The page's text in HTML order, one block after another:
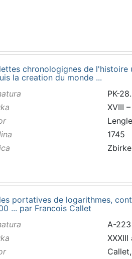
chronologignes de l'histoire
la creation du monde ...
PK-
XVIII
1745
portatives de logarithmes,
... par Francois Callet
A-223